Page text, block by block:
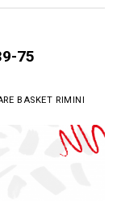
75
BASKET RIMINI